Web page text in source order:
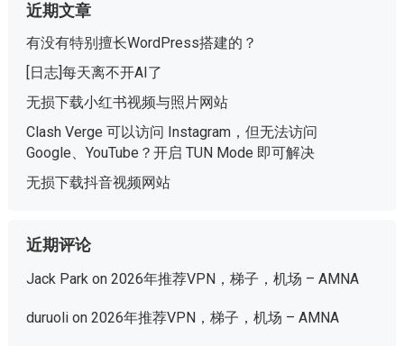
近期文章
有没有特别擅长WordPress搭建的？
[日志]每天离不开AI了
无损下载小红书视频与照片网站
Clash Verge 可以访问 Instagram，但无法访问
Google、YouTube？开启 TUN Mode 即可解决
无损下载抖音视频网站
近期评论
Jack Parkon 2026年推荐VPN，梯子，机场 – AMNA
duruolion 2026年推荐VPN，梯子，机场 – AMNA